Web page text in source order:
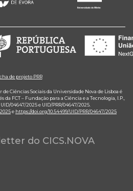
de projeto PRR
Ciências Sociais da Universidade Nova de Lisboa é
FCT – Fundação para a Ciência e a Tecnologia, I.P.,
04647/2025 e UID/PRR/04647/2025.
e https://doi.org/10.54499/UID/PRR/04647/2025
do CICS.NOVA